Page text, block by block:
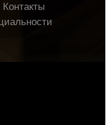
Контакты